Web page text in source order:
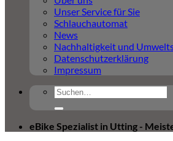
Unser Service für Sie
Schlauchautomat
News
Nachhaltigkeit und
Datenschutzerklärung
Impressum
Suchen
nach:
eBike Spezialist in Utting -